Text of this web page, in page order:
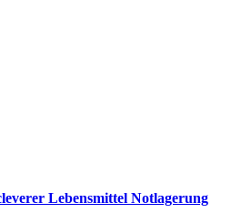
Lebensmittel Notlagerung